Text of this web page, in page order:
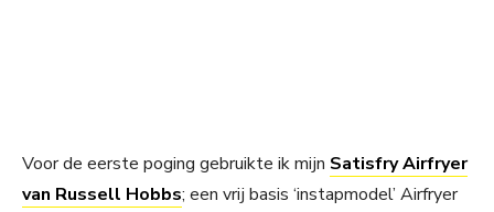
Voor de eerste poging gebruikte ik mijn Satisfry Airfryer
van Russell Hobbs; een vrij basis ‘instapmodel’ Airfryer